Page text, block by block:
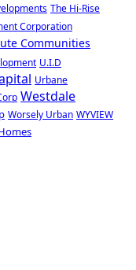
The Hi-Rise
Corporation
Communities
U.I.D
Urbane
Westdale
Worsely Urban WYVIEW